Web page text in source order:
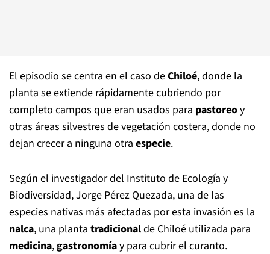
El episodio se centra en el caso deChiloé, donde la
planta se extiende rápidamente cubriendo por
completo campos que eran usados para pastoreoy
otras áreas silvestres de vegetación costera, donde no
dejan crecer a ninguna otra especie.
Según el investigador del Instituto de Ecología y
Biodiversidad, Jorge Pérez Quezada, una de las
especies nativas más afectadas por esta invasión es la
nalca, una planta tradicionalde Chiloé utilizada para
medicina,gastronomíay para cubrir el curanto.